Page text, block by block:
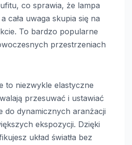
co sprawia, że lampa
cała uwaga skupia się na
To bardzo popularne
przestrzeniach
to niezwykle elastyczne
przesuwać i ustawiać
do dynamicznych aranżacji
ekspozycji. Dzięki
układ światła bez